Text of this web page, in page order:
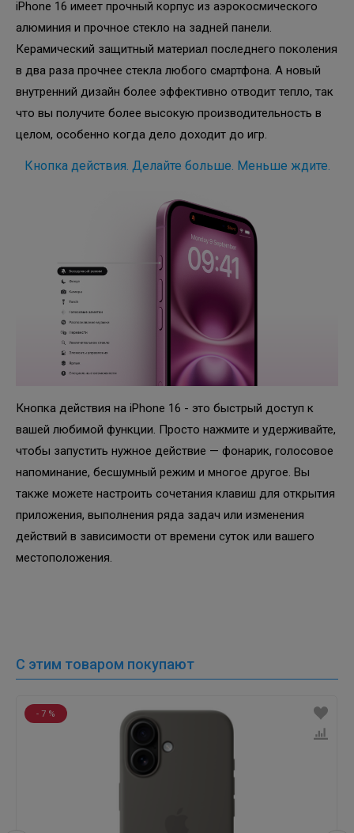
iPhone 16 имеет прочный корпус из аэрокосмического
алюминия и прочное стекло на задней панели.
Керамический защитный материал последнего поколения
в два раза прочнее стекла любого смартфона. А новый
внутренний дизайн более эффективно отводит тепло, так
что вы получите более высокую производительность в
целом, особенно когда дело доходит до игр.
Кнопка действия. Делайте больше. Меньше ждите.
Кнопка действия на iPhone 16 - это быстрый доступ к
вашей любимой функции. Просто нажмите и удерживайте,
чтобы запустить нужное действие — фонарик, голосовое
напоминание, бесшумный режим и многое другое. Вы
также можете настроить сочетания клавиш для открытия
приложения, выполнения ряда задач или изменения
действий в зависимости от времени суток или вашего
местоположения.
С этим товаром покупают
- 7 %